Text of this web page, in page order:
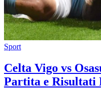
Sport
Celta Vigo vs
Partita e Risultati